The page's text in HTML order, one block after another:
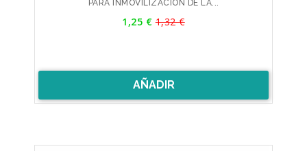
PARA INMOVILIZACIÓN DE LA...
1,25 €Precio
1,32 €
AÑADIR